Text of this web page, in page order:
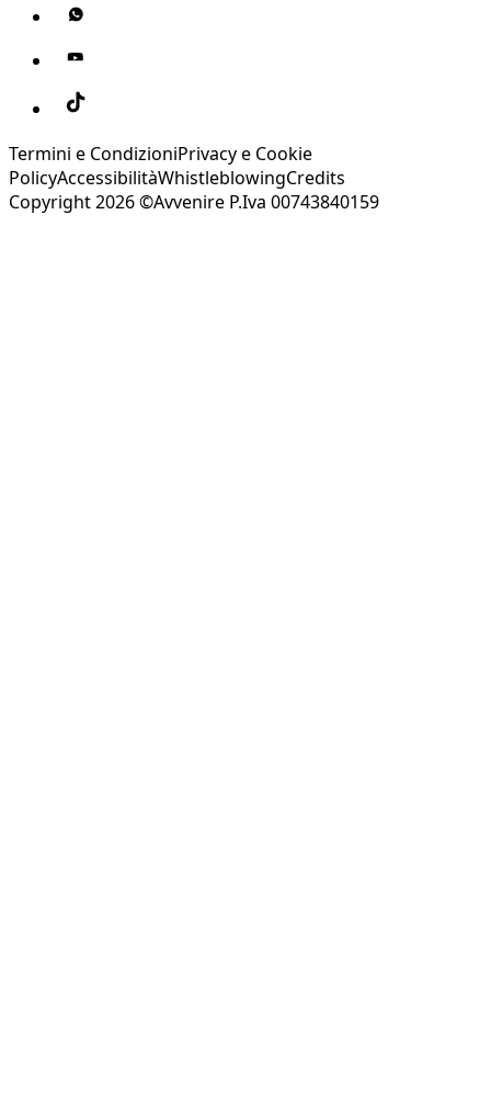
Termini e CondizioniPrivacy e Cookie
PolicyAccessibilitàWhistleblowingCredits
Copyright 2026 ©Avvenire P.Iva 00743840159